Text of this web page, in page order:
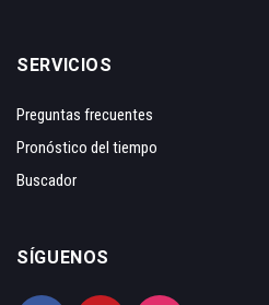
SERVICIOS
Preguntas frecuentes
Pronóstico del tiempo
Buscador
SÍGUENOS